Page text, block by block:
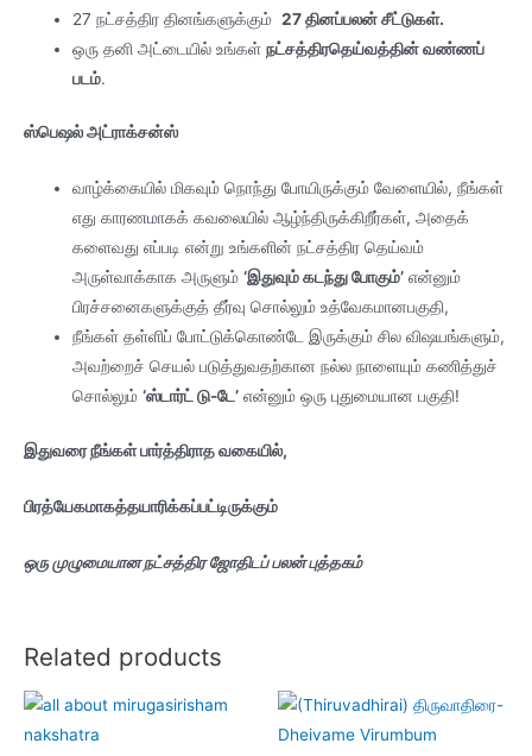
27 நட்சத்திர தினங்களுக்கும்27 தினப்பலன் சீட்டுகள்.
ஒரு தனி அட்டையில் உங்கள்நட்சத்திரதெய்வத்தின் வண்ணப்
படம்.
ஸ்பெஷல் அட்ராக்சன்ஸ்
வாழ்க்கையில் மிகவும் நொந்து போயிருக்கும் வேளையில், நீங்கள்
எது காரணமாகக் கவலையில் ஆழ்ந்திருக்கிறீர்கள், அதைக்
களைவது எப்படி என்று உங்களின் நட்சத்திர தெய்வம்
அருள்வாக்காக அருளும்‘இதுவும் கடந்து போகும்’ என்னும்
பிரச்சனைகளுக்குத் தீர்வு சொல்லும் உத்வேகமானபகுதி,
நீங்கள் தள்ளிப் போட்டுக்கொண்டே இருக்கும் சில விஷயங்களும்,
அவற்றைச் செயல் படுத்துவதற்கான நல்ல நாளையும் கணித்துச்
சொல்லும்‘ஸ்டார்ட் டு-டே’ என்னும் ஒரு புதுமையான பகுதி!
இதுவரை நீங்கள் பார்த்திராத வகையில்,
பிரத்யேகமாகத்தயாரிக்கப்பட்டிருக்கும்
ஒரு முழுமையான நட்சத்திர ஜோதிடப் பலன் புத்தகம்
Related products